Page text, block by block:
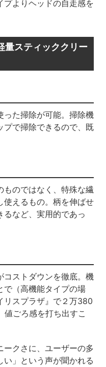
プよりヘッドの自走感を
量スティッククリー
た掃除が可能。掃除機
プで掃除できるので、既
のではなく、特殊な繊
使えるもの。柄を伸ばせ
るなど、実用的であっ
ストダウンを徹底。機
で（高機能タイプの場
リスプラザ』で２万380
値ごろ感を打ち出すこ
クさに、ユーザーの多
い」という声が聞かれる